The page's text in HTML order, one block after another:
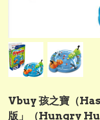
Vbuy 孩之寶（
版」（Hungry